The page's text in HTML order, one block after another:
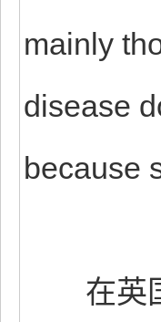
mainly
disease
because
在英国